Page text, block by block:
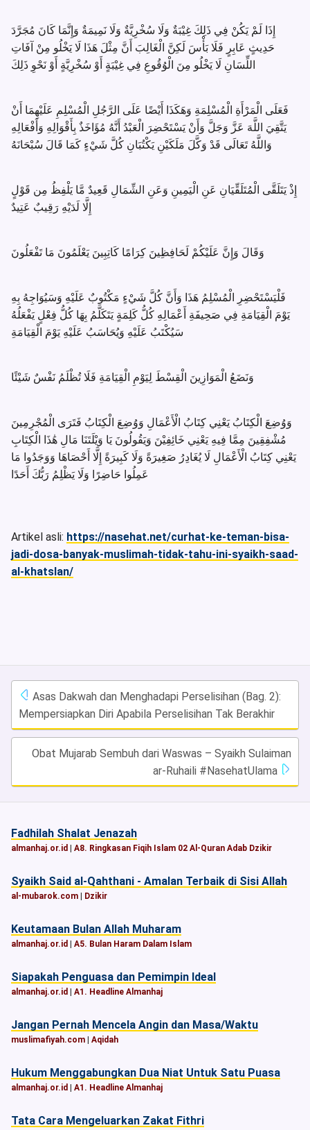
إِذَا لَمْ يَكُنْ فِي ذَلِكَ غِيْبَةٌ وَلَا سُخْرِيَّةٌ وَلَا نَمِيمَةٌ وَإِنَّمَا كَانَ مُجَرَّدَ
حَدِيثٍ عَابِرٍ فَلَا بَأْسَ لَكِنَّ الْغَالِبَ أَنَّ مِثْلَ هَذَا لَا يَخْلُو مِنْ آفَاتِ
اللِّسَانِ لَا يَخْلُو مِنَ الْوُقُوعِ فِي غِيْبَةٍ أَوْ سُخْرِيَّةٍ أَوْ نَحْوِ ذَلِكَ
فَعَلَى الْمَرْأَةِ الْمُسْلِمَةِ وَهَكَذَا أَيْضًا عَلَى الرَّجُلِ الْمُسْلِمِ عَلَيْهِمَا أَنْ
يَتَّقِيَ اللَّهَ عَزَّ وَجَلَّ وَأَنْ يَسْتَحْضِرَ الْعَبْدُ أَنَّهُ مُؤَاخَذٌ بِأَقْوَالِهِ وَأَفْعَالِهِ
وَاللَّهُ تَعَالَى قَدْ وَكَّلَ مَلَكَيْنِ يَكْتُبَانِ كُلَّ شَيْءٍ كَمَا قَالَ سُبْحَانَهُ
إِذْ يَتَلَقَّى الْمُتَلَقِّيَانِ عَنِ الْيَمِينِ وَعَنِ الشِّمَالِ قَعِيدٌ مَّا يَلْفِظُ مِن قَوْلٍ
إِلَّا لَدَيْهِ رَقِيبٌ عَتِيدٌ
وَقَالَ وَإِنَّ عَلَيْكُمْ لَحَافِظِينَ كِرَامًا كَاتِبِينَ يَعْلَمُونَ مَا تَفْعَلُونَ
فَلْيَسْتَحْضِرِ الْمُسْلِمُ هَذَا وَأَنَّ كُلَّ شَيْءٍ مَكْتُوبٌ عَلَيْهِ وَسَيُوَاجِهُ بِهِ
يَوْمَ الْقِيَامَةِ فِي صَحِيفَةِ أَعْمَالِهِ كُلُّ كَلِمَةٍ يَتَكَلَّمُ بِهَا كُلُّ فِعْلٍ يَفْعَلُهُ
سَيُكْتَبُ عَلَيْهِ وَيُحَاسَبُ عَلَيْهِ يَوْمَ الْقِيَامَةِ
وَنَضَعُ الْمَوَازِينَ الْقِسْطَ لِيَوْمِ الْقِيَامَةِ فَلَا تُظْلَمُ نَفْسٌ شَيْئًا
وَوُضِعَ الْكِتَابُ يَعْنِي كِتَابُ الْأَعْمَالِ وَوُضِعَ الْكِتَابُ فَتَرَى الْمُجْرِمِينَ
مُشْفِقِينَ مِمَّا فِيهِ يَعْنِي خَائِفِيْنَ وَيَقُولُونَ يَا وَيْلَتَنَا مَالِ هَٰذَا الْكِتَابِ
يَعْنِي كِتَابُ الْأَعْمَالِ لَا يُغَادِرُ صَغِيرَةً وَلَا كَبِيرَةً إِلَّا أَحْصَاهَا وَوَجَدُوا مَا
عَمِلُوا حَاضِرًا وَلَا يَظْلِمُ رَبُّكَ أَحَدًا
Artikel asli: https://nasehat.net/curhat-ke-teman-bisa-
jadi-dosa-banyak-muslimah-tidak-tahu-ini-syaikh-saad-
al-khatslan/
Asas Dakwah dan Menghadapi Perselisihan (Bag. 2):
Mempersiapkan Diri Apabila Perselisihan Tak Berakhir
Obat Mujarab Sembuh dari Waswas – Syaikh Sulaiman
ar-Ruhaili #NasehatUlama
Fadhilah Shalat Jenazah
almanhaj.or.id A8. Ringkasan Fiqih Islam 02 Al-Quran Adab Dzikir
Syaikh Said al-Qahthani - Amalan Terbaik di Sisi Allah
al-mubarok.com Dzikir
Keutamaan Bulan Allah Muharam
almanhaj.or.id A5. Bulan Haram Dalam Islam
Siapakah Penguasa dan Pemimpin Ideal
almanhaj.or.id A1. Headline Almanhaj
Jangan Pernah Mencela Angin dan Masa/Waktu
muslimafiyah.com Aqidah
Hukum Menggabungkan Dua Niat Untuk Satu Puasa
almanhaj.or.id A1. Headline Almanhaj
Tata Cara Mengeluarkan Zakat Fithri